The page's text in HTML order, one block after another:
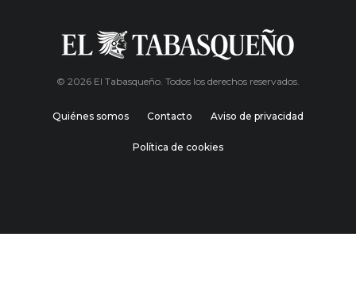
© 2026 El Tabasqueño. Todos los derechos reservados.
Quiénes somos Contacto Aviso de privacidad
Política de cookies